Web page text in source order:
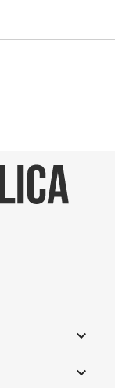

